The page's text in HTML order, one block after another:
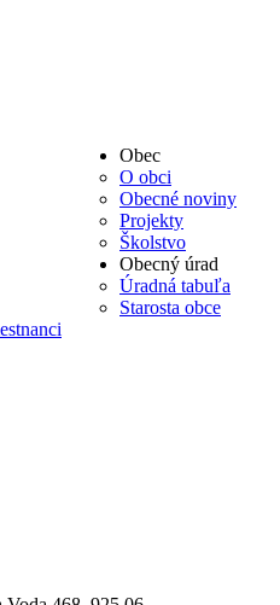
Obec
O obci
Obecné noviny
Projekty
Školstvo
Obecný úrad
Úradná tabuľa
Starosta obce